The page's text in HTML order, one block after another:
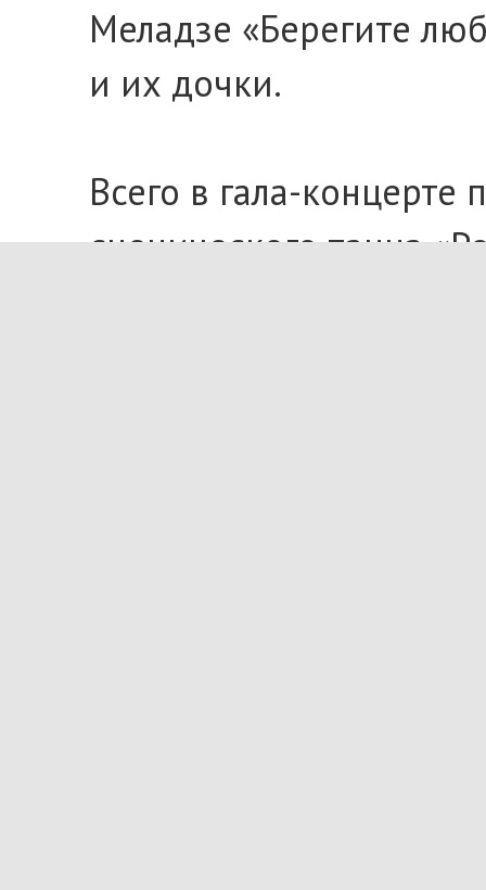
Меладзе «Берегите
и их дочки.
Всего в гала-
сценического танца